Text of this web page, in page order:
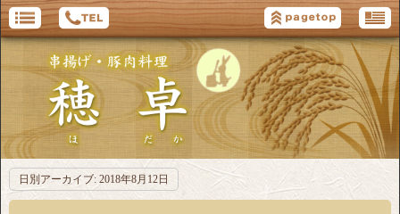
日別アーカイブ: 2018年8月12日